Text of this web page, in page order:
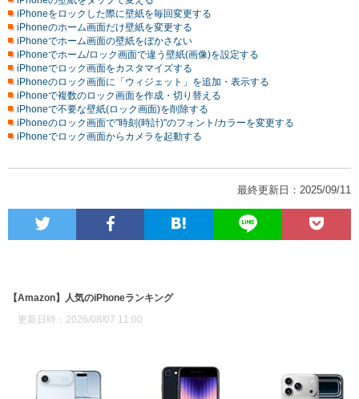
iPhoneをロックした際に壁紙を毎回変更する
iPhoneのホーム画面だけ壁紙を変更する
iPhoneでホーム画面の壁紙をぼかさない
iPhoneでホーム/ロック画面で違う壁紙(画像)を設定する
iPhoneでロック画面をカスタマイズする
iPhoneのロック画面に「ウィジェット」を追加・表示する
iPhoneで複数のロック画面を作成・切り替える
iPhoneで不要な壁紙(ロック画面)を削除する
iPhoneのロック画面で"時刻(時計)"のフォント/カラーを変更する
iPhoneでロック画面からカメラを起動する
最終更新日：2025/09/11
【Amazon】人気のiPhoneランキング
更新日時：2026/08/07 11:00